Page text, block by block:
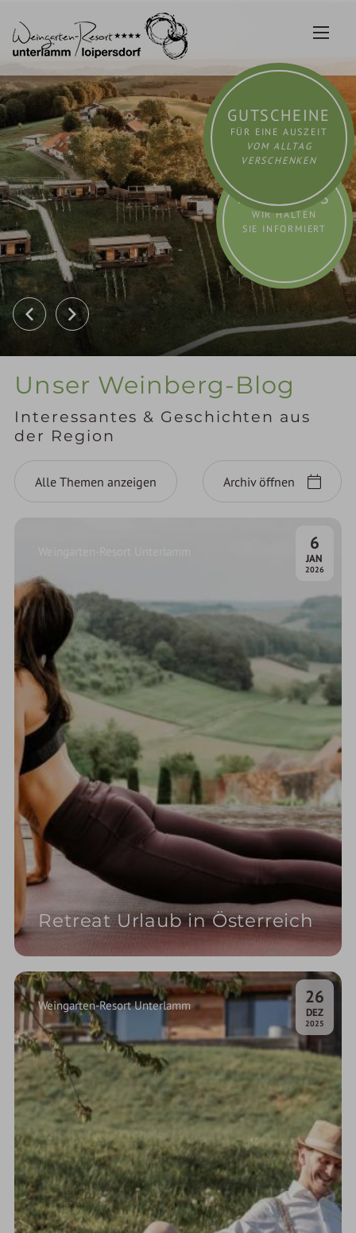
Inhalt
springen
GUTSCHEINE
FÜR EINE AUSZEIT
VOM ALLTAG
VERSCHENKEN
AKTUELLES
WIR HALTEN
SIE INFORMIERT
Unser Weinberg-Blog
Interessantes & Geschichten aus
der Region
Alle Themen anzeigen Archiv öffnen
6
JAN
2026
Retreat Urlaub in Österreich
26
DEZ.
2025
Weingarten-Resort Unterlamm